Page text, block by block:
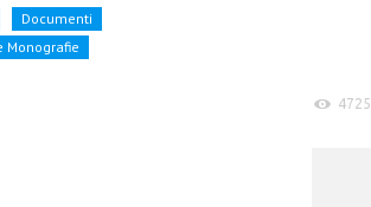
Documenti
Monografie
4725